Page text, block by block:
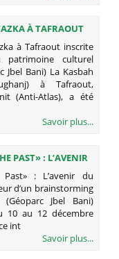
À TAFRAOUT
DU
NATIONAL
à Tafraout inscrite
culturel
Jbel Bani) La Kasbah
à Tafraout,
(Anti-Atlas), a été
Savoir plus...
PAST» : L’AVENIR
AU CŒUR D’UN
GÉANT À AGADIR
: L’avenir du
d’un brainstorming
Jbel Bani)
10 au 12 décembre
int
Savoir plus...